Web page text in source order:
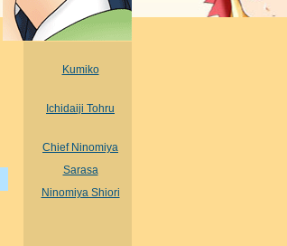
Kumiko
Ichidaiji Tohru
Chief Ninomiya
Sarasa
Ninomiya Shiori